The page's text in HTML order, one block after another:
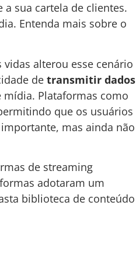
sua cartela de clientes.
Entenda mais sobre o
alterou esse cenário
de transmitir dados
Plataformas como
que os usuários
mas ainda não
de streaming
adotaram um
biblioteca de conteúdo